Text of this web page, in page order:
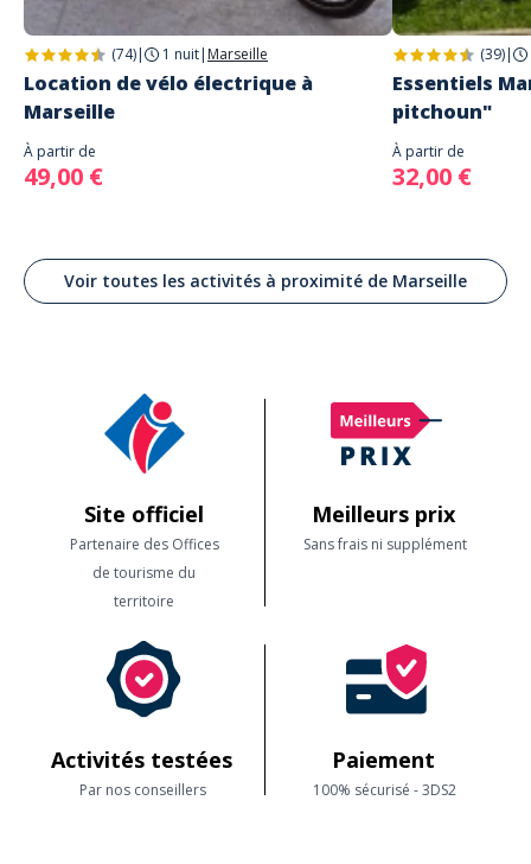
(74)| 1 nuit| Marseille
Location de vélo électrique à
Marseille
À partir de
49,00 €
(39)|
Essentiels
pitchoun"
À partir de
32,00 €
Voir toutes les activités à proximité de Marseille
Site officiel
Partenaire des Offices
de tourisme du
territoire
Meilleurs prix
Sans frais ni supplément
Activités testées
Par nos conseillers
Paiement
100% sécurisé - 3DS2